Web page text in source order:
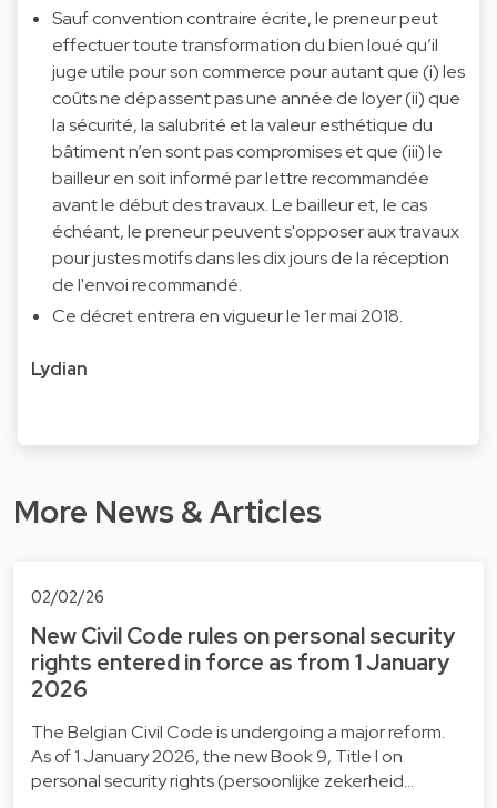
Sauf convention contraire écrite, le preneur peut
effectuer toute transformation du bien loué qu’il
juge utile pour son commerce pour autant que (i) les
coûts ne dépassent pas une année de loyer (ii) que
la sécurité, la salubrité et la valeur esthétique du
bâtiment n’en sont pas compromises et que (iii) le
bailleur en soit informé par lettre recommandée
avant le début des travaux. Le bailleur et, le cas
échéant, le preneur peuvent s'opposer aux travaux
pour justes motifs dans les dix jours de la réception
de l'envoi recommandé.
Ce décret entrera en vigueur le 1er mai 2018.
Lydian
More News & Articles
02/02/26
New Civil Code rules on personal security
rights entered in force as from 1 January
2026
The Belgian Civil Code is undergoing a major reform.
As of 1 January 2026, the new Book 9, Title I on
personal security rights (persoonlijke zekerheid…